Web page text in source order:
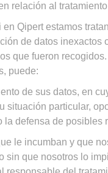
relación al
Qipert estamos
de datos inexactos
que fueron recogidos.
puede:
de sus datos, en
situación particular,
la defensa de posibles
le incumban y que
sin que nosotros lo